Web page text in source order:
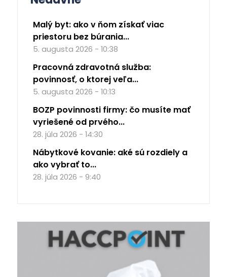
Malý byt: ako v ňom získať viac
priestoru bez búrania...
5. augusta 2026 - 10:38
Pracovná zdravotná služba:
povinnosť, o ktorej veľa...
5. augusta 2026 - 10:13
BOZP povinnosti firmy: čo musíte mať
vyriešené od prvého...
28. júla 2026 - 14:30
Nábytkové kovanie: aké sú rozdiely a
ako vybrať to...
28. júla 2026 - 9:40